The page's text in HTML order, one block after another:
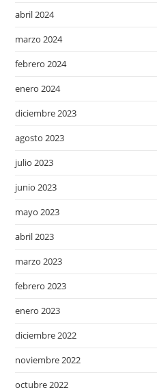
abril 2024
marzo 2024
febrero 2024
enero 2024
diciembre 2023
agosto 2023
julio 2023
junio 2023
mayo 2023
abril 2023
marzo 2023
febrero 2023
enero 2023
diciembre 2022
noviembre 2022
octubre 2022